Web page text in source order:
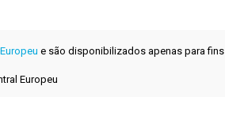
e são disponibilizados apenas para fins
Europeu